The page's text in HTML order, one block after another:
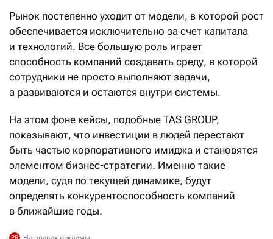
Рынок постепенно уходит от модели, в которой рост
обес­печивается исключительно за счет капитала
и технологий. Все большую роль играет
способность компаний создавать среду, в которой
сотрудники не просто выполняют задачи,
а развиваются и остаются внутри системы.
На этом фоне кейсы, подобные TAS GROUP,
показывают, что инвестиции в людей перестают
быть частью корпоративного имиджа и становятся
элементом бизнес-стратегии. Именно такие
модели, судя по текущей динамике, будут
определять конкурентоспособность компаний
в ближайшие годы.